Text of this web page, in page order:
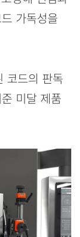
가독성을
코드의 판독
미달 제품